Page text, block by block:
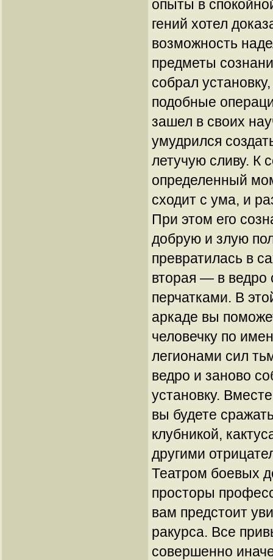
опыты в
гений хотел
возможность
предметы
собрал
подобные
зашел в своих
умудрился
летучую сливу. К
определенный
сходит с ума, и
При этом его
добрую и злую
превратилась в
вторая — в ведро
перчатками. В
аркаде вы
человечку по
легионами сил
ведро и заново
установку.
вы будете
клубникой,
другими
Театром боевых
просторы
вам предстоит
ракурса. Все
совершенно